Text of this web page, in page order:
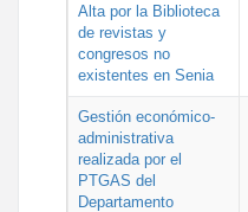
Alta por la Biblioteca
de revistas y
congresos no
existentes en Senia
Gestión económico-
administrativa
realizada por el
PTGAS del
Departamento